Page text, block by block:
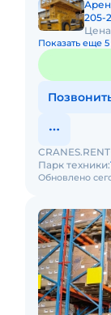
205-
Показать еще
Обновлено
CRANES.RENT
Парк техники: